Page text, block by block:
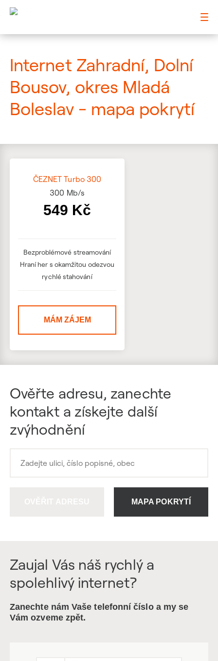
Internet Zahradní, Dolní
Bousov, okres Mladá
Boleslav - mapa pokrytí
ČEZNET Turbo 300
300 Mb/s
549 Kč
Bezproblémové streamování
Hraní her s okamžitou odezvou
rychlé stahování
MÁM ZÁJEM
Ověřte adresu, zanechte
kontakt a získejte další
zvýhodnění
MAPA POKRYTÍ
Zaujal Vás náš rychlý a
spolehlivý internet?
Zanechte nám Vaše telefonní číslo a my se
Vám ozveme zpět.
: Mapa pokrytí ulice